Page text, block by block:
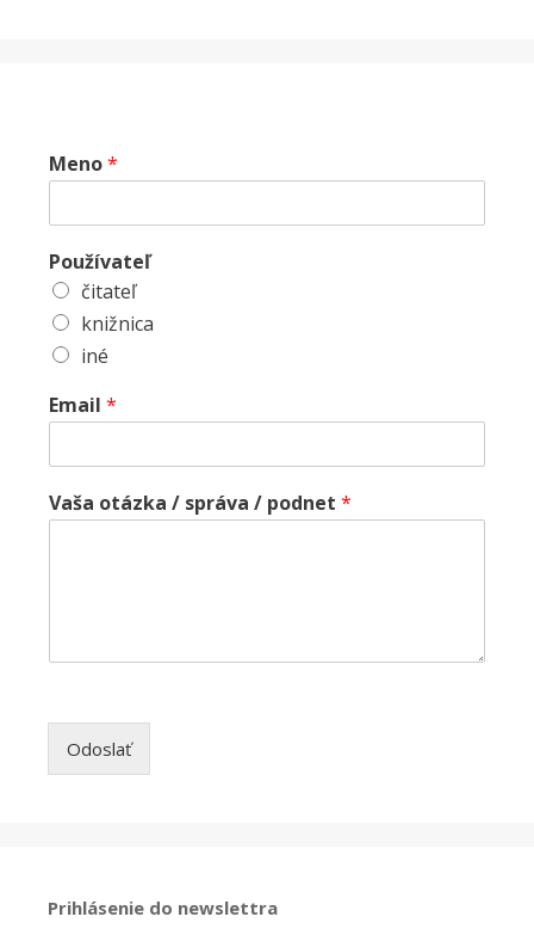
Meno*
Používateľ
čitateľ
knižnica
iné
Email *
Vaša otázka / správa / podnet *
Odoslať
Prihlásenie do newslettra